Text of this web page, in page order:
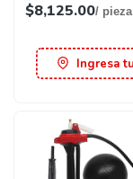
$8,125.00/ pieza
Ingresa